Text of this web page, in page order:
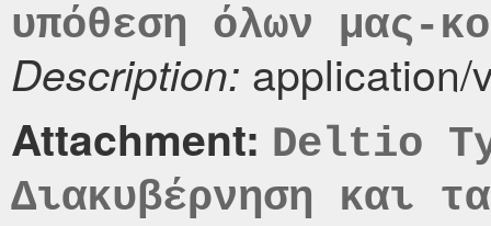
υπόθεση όλων μας-
Description: application/
Attachment: Deltio
Διακυβέρνηση και